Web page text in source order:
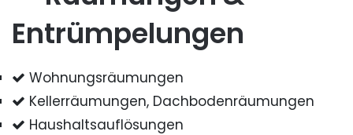
Entrümpelungen
Wohnungsräumungen
Kellerräumungen, Dachbodenräumungen
Haushaltsauflösungen